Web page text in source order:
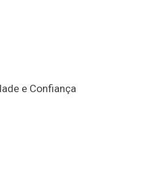
e Confiança